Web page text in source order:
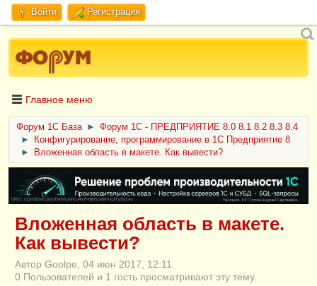
Войти Регистрация
Главное меню
Форум 1C База ►
Форум 1С - ПРЕДПРИЯТИЕ 8.0 8.1 8.2 8.3 8.4
►
Конфигурирование, программирование в 1С Предприятие 8
►
Вложенная область в макете. Как вывести?
ERID: CQH36pWzJqVJD4xVLsnhcU4hVPNjkBZe8KKxjJiYySyZAz
Вложенная область в макете.
Как вывести?
Автор Goolpe, 04 июн 2017, 12:11
0 Пользователей и 1 гость просматривают эту тему.